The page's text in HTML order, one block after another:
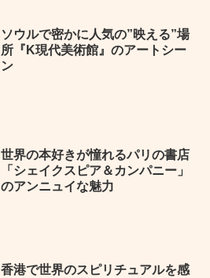
ソウルで密かに人気の”映える”場
所『K現代美術館』のアートシー
ン
世界の本好きが憧れるパリの書店
「シェイクスピア＆カンパニー」
のアンニュイな魅力
香港で世界のスピリチュアルを感